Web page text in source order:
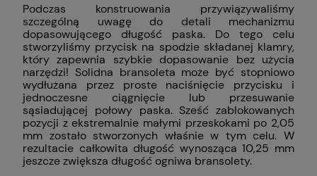
Podczas konstruowania przywiązywaliśmy
szczególną uwagę do detali mechanizmu
dopasowującego długość paska. Do tego celu
stworzyliśmy przycisk na spodzie składanej klamry,
który zapewnia szybkie dopasowanie bez użycia
narzędzi! Solidna bransoleta może być stopniowo
wydłużana przez proste naciśnięcie przycisku i
jednoczesne ciągnięcie lub przesuwanie
sąsiadującej połowy paska. Sześć zablokowanych
pozycji z ekstremalnie małymi przeskokami po 2,05
mm zostało stworzonych właśnie w tym celu. W
rezultacie całkowita długość wynosząca 10,25 mm
jeszcze zwiększa długość ogniwa bransolety.